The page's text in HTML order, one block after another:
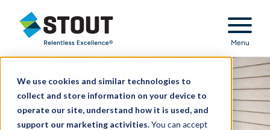
We use cookies and similar technologies to
collect and store information on your device to
operate our site, understand how it is used, and
support our marketing activities.You can accept
Stout Relentless Excellence
Menu